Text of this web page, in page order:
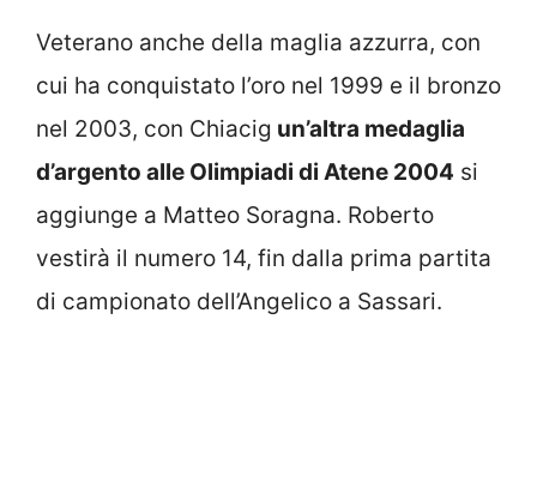
Veterano anche della maglia azzurra, con
cui ha conquistato l’oro nel 1999 e il bronzo
nel 2003, con Chiacig un’altra medaglia
d’argento alle Olimpiadi di Atene 2004 si
aggiunge a Matteo Soragna. Roberto
vestirà il numero 14, fin dalla prima partita
di campionato dell’Angelico a Sassari.